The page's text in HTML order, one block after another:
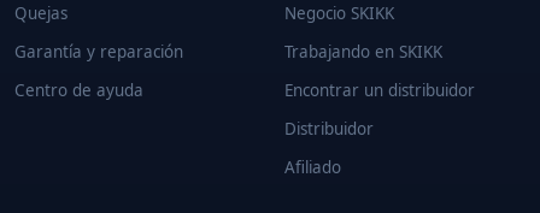
Quejas
Garantía y reparación
Centro de ayuda
Negocio SKIKK
Trabajando en SKIKK
Encontrar un distribuidor
Distribuidor
Afiliado